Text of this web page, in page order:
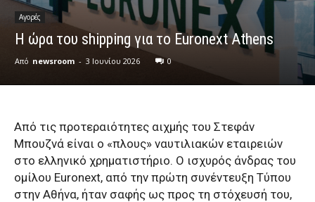
Αγορές
H ώρα του shipping για το Euronext Athens
Από newsroom - 3 Ιουνίου 2026 0
Από τις προτεραιότητες αιχμής του Στεφάν
Μπουζνά είναι ο «πλους» ναυτιλιακών εταιρειών
στο ελληνικό χρηματιστήριο. Ο ισχυρός άνδρας του
ομίλου Euronext, από την πρώτη συνέντευξη Τύπου
στην Αθήνα, ήταν σαφής ως προς τη στόχευσή του,